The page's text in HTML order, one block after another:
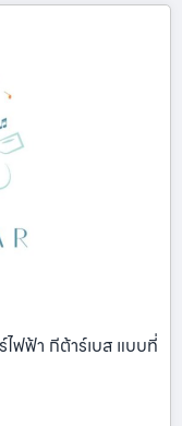
ไฟฟ้า กีต้าร์เบส แบบที่